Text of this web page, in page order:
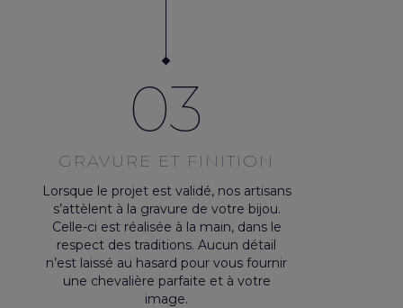
03
GRAVURE ET FINITION
Lorsque le projet est validé, nos artisans
s’attèlent à la gravure de votre bijou.
Celle-ci est réalisée à la main, dans le
respect des traditions. Aucun détail
n’est laissé au hasard pour vous fournir
une chevalière parfaite et à votre
image.